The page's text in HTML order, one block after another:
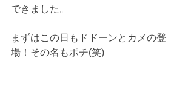
できました。
まずはこの日もドドーンとカメの登
場！その名もポチ(笑)